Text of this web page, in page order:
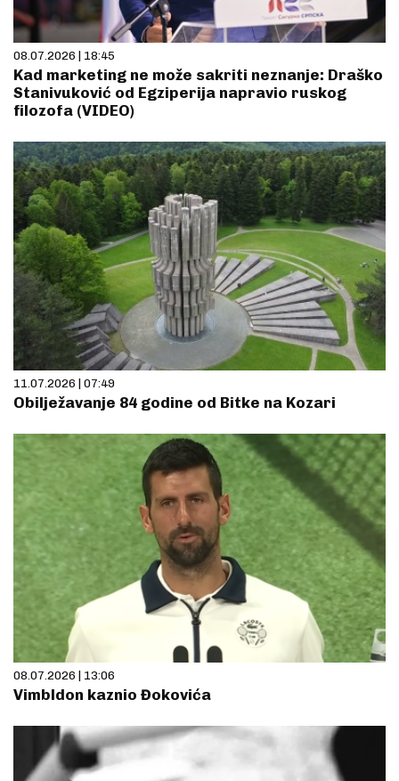
08.07.2026 | 18:45
Kad marketing ne može sakriti neznanje: Draško
Stanivuković od Egziperija napravio ruskog
filozofa (VIDEO)
11.07.2026 | 07:49
Obilježavanje 84 godine od Bitke na Kozari
08.07.2026 | 13:06
Vimbldon kaznio Đokovića